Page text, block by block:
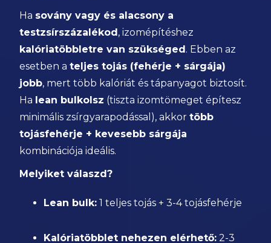
Ha sovány vagy és alacsony a
testzsírszázalékod, izomépítéshez
kalóriatöbbletre van szükséged. Ebben az
esetben ateljes tojás (fehérje + sárgája)
jobb, mert több kalóriát és tápanyagot biztosít.
Ha lean bulkolsz (tiszta izomtömeget építesz
minimális zsírgyarapodással), akkortöbb
tojásfehérje + kevesebb sárgája
kombinációja ideális.
Melyiket válaszd?
Lean bulk: 1 teljes tojás + 3-4 tojásfehérje
Kalóriatöbblet nehezen elérhető: 2-3